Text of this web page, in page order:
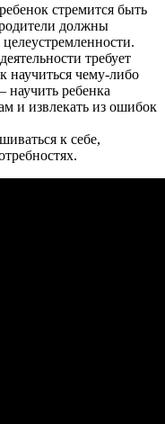
стремится быть
должны
требует
научиться чему-либо
научить ребенка
и извлекать из ошибок
к себе,